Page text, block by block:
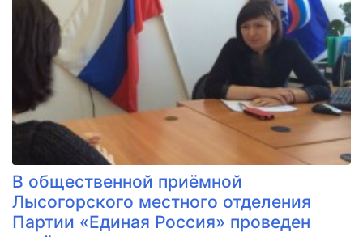
В общественной приёмной
Лысогорского местного отделения
Партии «Единая Россия» проведен